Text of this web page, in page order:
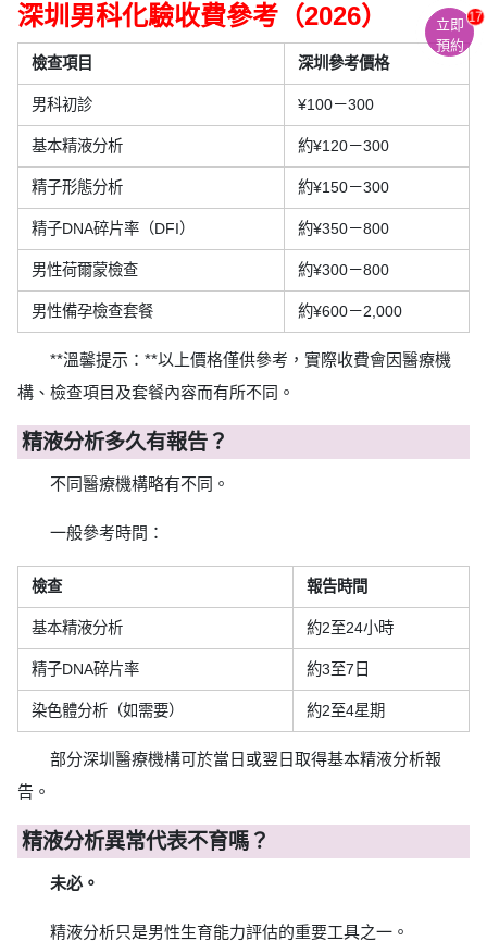
深圳男科化驗收費參考（2026）
檢查項目 深圳參考價格
男科初診 ¥100－300
基本精液分析 約¥120－300
精子形態分析 約¥150－300
精子DNA碎片率（DFI） 約¥350－800
男性荷爾蒙檢查 約¥300－800
男性備孕檢查套餐 約¥600－2,000
**溫馨提示：**以上價格僅供參考，實際收費會因醫療機
構、檢查項目及套餐內容而有所不同。
精液分析多久有報告？
不同醫療機構略有不同。
一般參考時間：
檢查 報告時間
基本精液分析 約2至24小時
精子DNA碎片率 約3至7日
染色體分析（如需要） 約2至4星期
部分深圳醫療機構可於當日或翌日取得基本精液分析報
告。
精液分析異常代表不育嗎？
未必。
精液分析只是男性生育能力評估的重要工具之一。
立即
預約
17